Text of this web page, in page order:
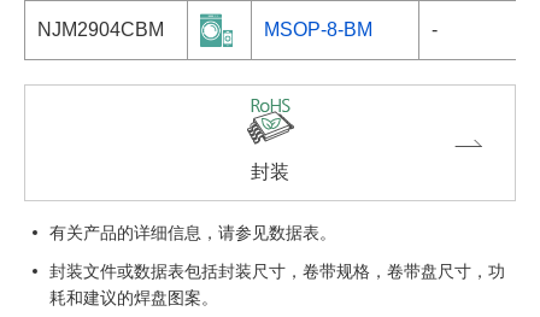
NJM2904CBM MSOP-8-BM -
封装
有关产品的详细信息，请参见数据表。
封装文件或数据表包括封装尺寸，卷带规格，卷带盘尺寸，功
耗和建议的焊盘图案。